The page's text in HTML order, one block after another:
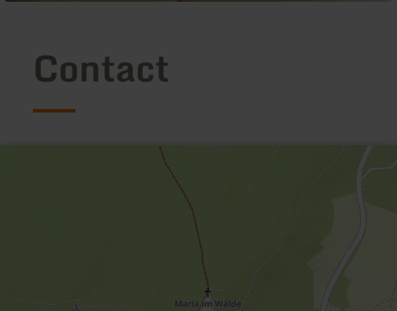
Contact